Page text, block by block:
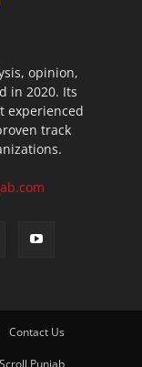
opinion,
in 2020. Its
experienced
track
Contact Us
Punjab